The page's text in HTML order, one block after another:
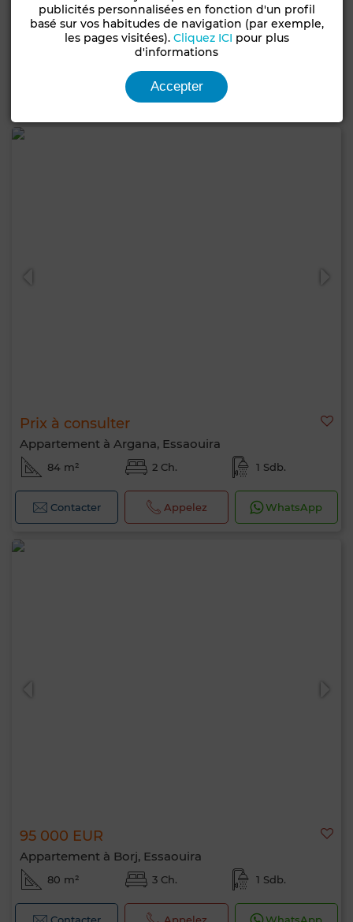
Appartement à Le boulevard Mohammed V,
Essaouira
3 Ch.
Appelez
Prix à consulter
Appartement à Argana, Essaouira
84 m² 2 Ch. 1 Sdb.
Contacter Appelez WhatsApp
95 000 EUR
Appartement à Borj, Essaouira
80 m² 3 Ch. 1 Sdb.
publicités personnalisées en fonction d'un profil
basé sur vos habitudes de navigation (par exemple,
les pages visitées). Cliquez ICI pour plus
d'informations
Accepter